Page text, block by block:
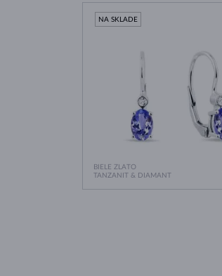
BIELE ZLATO
TANZANIT & DIAMANT
NA SKLADE